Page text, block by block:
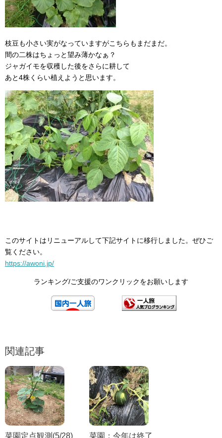
枝豆も小さい実がなっていますがこちらもまだまだ。
間の二株はちょっと望み薄かなぁ？
ジャガイモを収穫した後をさらに耕して
あと4株くらい植えようと思います。
このサイトはリニューアルして下記サイトに移行しました。ぜひご
覧ください。
https://awoni.jp/
ランキング/ご支援のワンクリックをお願いします
関連記事
菜園定点観測(5/28) 菜園：今年は終了